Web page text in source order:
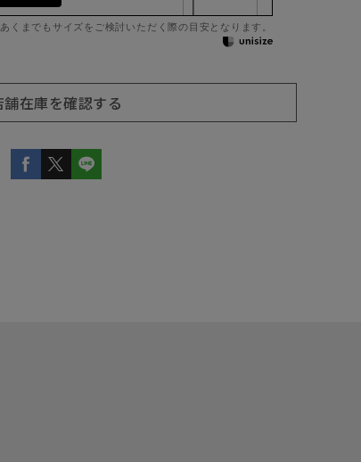
あくまでもサイズをご検討いただく際の目安となります。